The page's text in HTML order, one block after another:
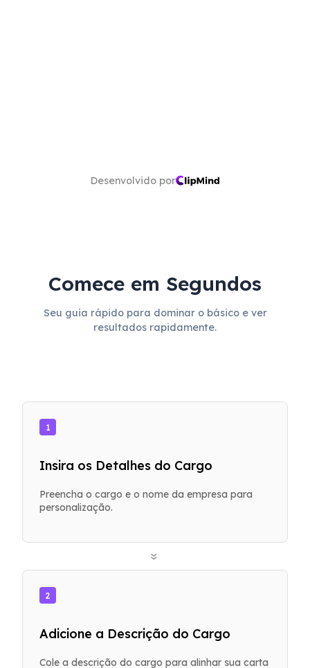
Desenvolvido por
Comece em Segundos
Seu guia rápido para dominar o básico e ver
resultados rapidamente.
1
Insira os Detalhes do Cargo
Preencha o cargo e o nome da empresa para
personalização.
»
2
Adicione a Descrição do Cargo
Cole a descrição do cargo para alinhar sua carta